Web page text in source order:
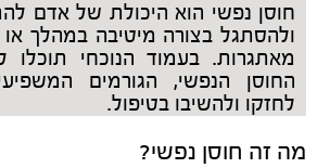
חוסן נפשי הוא היכולת של אדם
ולהסתגל בצורה מיטיבה במהלך או
מאתגרות. בעמוד הנוכחי תוכלו
החוסן הנפשי, הגורמים
לחזקו ולהשיבו בטיפול.
מה זה חוסן נפשי?